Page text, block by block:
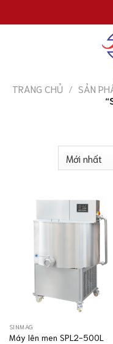
đến
TRANG CHỦ / SẢN
SINMAG
Máy lên men SPL2-500L